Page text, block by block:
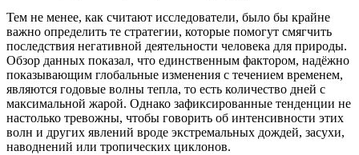
Тем не менее, как считают исследователи, было бы крайне
важно определить те стратегии, которые помогут смягчить
последствия негативной деятельности человека для природы.
Обзор данных показал, что единственным фактором, надёжно
показывающим глобальные изменения с течением временем,
являются годовые волны тепла, то есть количество дней с
максимальной жарой. Однако зафиксированные тенденции не
настолько тревожны, чтобы говорить об интенсивности этих
волн и других явлений вроде экстремальных дождей, засухи,
наводнений или тропических циклонов.